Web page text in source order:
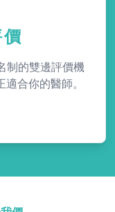
制的雙邊評價機
合你的醫師。